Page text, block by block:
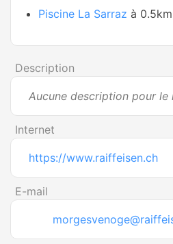
Piscine La Sarraz à 0.5km
Description
Aucune description pour le
Internet
https://www.raiffeisen.ch
E-mail